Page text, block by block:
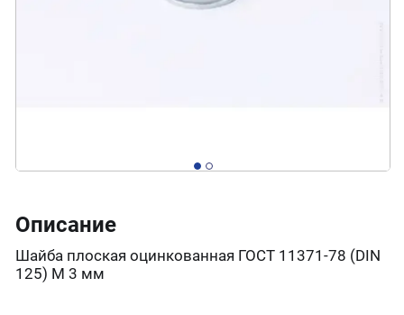
Описание
Шайба плоская оцинкованная ГОСТ 11371-78 (DIN
125) М 3 мм